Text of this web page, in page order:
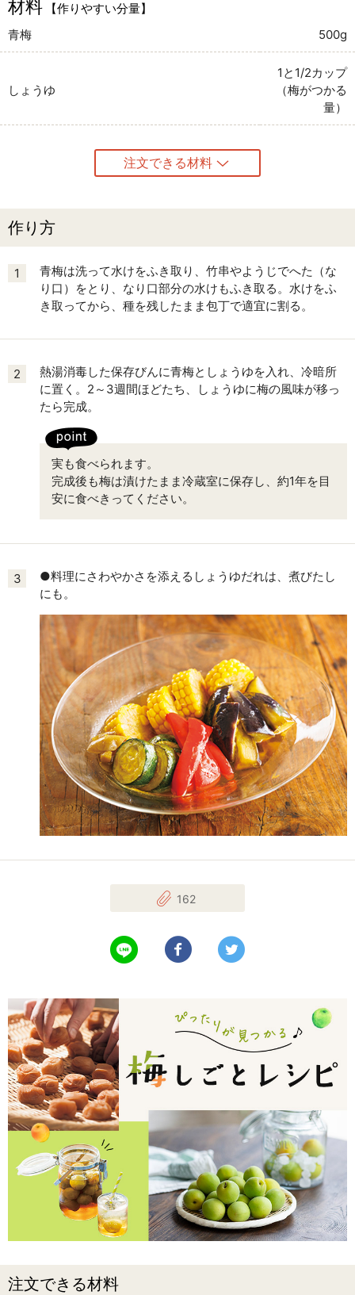
材料
【作りやすい分量】
青梅
500g
しょうゆ
1と1/2カップ
（梅がつかる
量）
注文できる材料
作り方
1
青梅は洗って水けをふき取り、竹串やようじでへた（な
り口）をとり、なり口部分の水けもふき取る。水けをふ
き取ってから、種を残したまま包丁で適宜に割る。
2
熱湯消毒した保存びんに青梅としょうゆを入れ、冷暗所
に置く。2～3週間ほどたち、しょうゆに梅の風味が移っ
たら完成。
実も食べられます。
完成後も梅は漬けたまま冷蔵室に保存し、約1年を目
安に食べきってください。
3
●料理にさわやかさを添えるしょうゆだれは、煮びたし
にも。
162
LINEで送る Facebookでシェアする
注文できる材料